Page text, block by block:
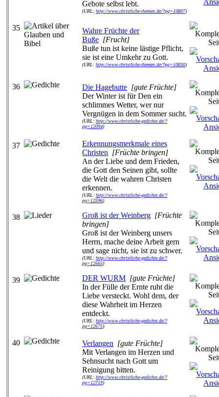
Gebote selbst lebt.
(URL: http://www.christliche-themen.de/?pg=10807)
35
Wahre Früchte der
Buße [Frucht]
Buße tun ist keine lästige Pflicht,
sie ist eine Umkehr zu Gott.
(URL: http://www.christliche-themen.de/?pg=10830)
36 Die Hagebutte [gute Früchte]
Der Winter ist für Den ein
schlimmes Wetter, wer nur
Vergnügen in dem Sommer sucht.
(URL: http://www.christliche-gedichte.de/?
pg=12094)
37
Erkennungsmerkmale eines
Christen [Früchte bringen]
An der Liebe und dem Frieden,
die Gott den Seinen gibt, sollte
die Welt die wahren Christen
erkennen.
(URL: http://www.christliche-gedichte.de/?
pg=12596)
38 Groß ist der Weinberg [Früchte
bringen]
Groß ist der Weinberg unsers
Herrn, mache deine Arbeit gern
und sage nicht, sie ist zu schwer.
(URL: http://www.christliche-gedichte.de/?
pg=12665)
39 DER WURM [gute Früchte]
In der Fülle der Ernte ruht die
Liebe versteckt. Wohl dem, der
diese Wahrheit im Herzen
entdeckt.
(URL: http://www.christliche-gedichte.de/?
pg=12675)
40 Verlangen [gute Früchte]
Mit Verlangen im Herzen und
Sehnsucht nach Gott um
Reinigung bitten.
(URL: http://www.christliche-gedichte.de/?
pg=12719)